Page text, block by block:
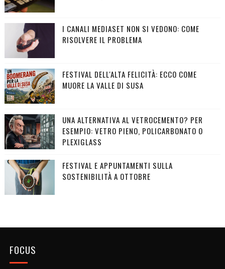
I CANALI MEDIASET NON SI VEDONO: COME
RISOLVERE IL PROBLEMA
FESTIVAL DELL'ALTA FELICITÀ: ECCO COME
MUORE LA VALLE DI SUSA
UNA ALTERNATIVA AL VETROCEMENTO? PER
ESEMPIO: VETRO PIENO, POLICARBONATO O
PLEXIGLASS
FESTIVAL E APPUNTAMENTI SULLA
SOSTENIBILITÀ A OTTOBRE
FOCUS